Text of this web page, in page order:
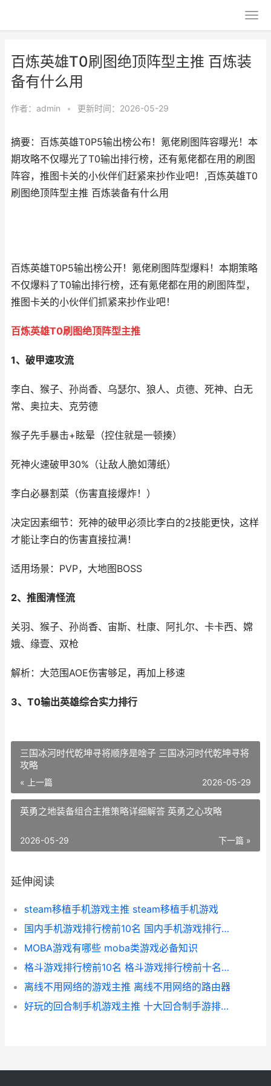
百炼英雄T0刷图绝顶阵型主推​ 百炼装
备有什么用
作者： admin • 更新时间：2026-05-29
摘要：百炼英雄T0P5输出榜公布！氪佬刷图阵容曝光！本
期攻略不仅曝光了T0输出排行榜，还有氪佬都在用的刷图
阵容，推图卡关的小伙伴们赶紧来抄作业吧！,百炼英雄T0
刷图绝顶阵型主推​ 百炼装备有什么用
百炼英雄T0P5输出榜公开！氪佬刷图阵型爆料！本期策略
不仅爆料了T0输出排行榜，还有氪佬都在用的刷图阵型，
推图卡关的小伙伴们抓紧来抄作业吧！
百炼英雄T0刷图绝顶阵型主推
1、破甲速攻流
李白、猴子、孙尚香、乌瑟尔、狼人、贞德、死神、白无
常、奥拉夫、克劳德
猴子先手暴击+眩晕（控住就是一顿揍）
死神火速破甲30%（让敌人脆如薄纸）
李白必暴割菜（伤害直接爆炸！）
决定因素细节：死神的破甲必须比李白的2技能更快，这样
才能让李白的伤害直接拉满！
适用场景：PVP，大地图BOSS
2、推图清怪流
关羽、猴子、孙尚香、宙斯、杜康、阿扎尔、卡卡西、嫦
娥、缘壹、双枪
解析：大范围AOE伤害够足，再加上移速
3、T0输出英雄综合实力排行
三国冰河时代乾坤寻将顺序是啥子 三国冰河时代乾坤寻将
攻略
« 上一篇 2026-05-29
英勇之地装备组合主推策略详细解答 英勇之心攻略
下一篇 »
2026-05-29
延伸阅读
steam移植手机游戏主推 steam移植手机游戏
国内手机游戏排行榜前10名 国内手机游戏排行榜前十名
MOBA游戏有哪些 moba类游戏必备知识
格斗游戏排行榜前10名 格斗游戏排行榜前十名人物图片
离线不用网络的游戏主推 离线不用网络的路由器
好玩的回合制手机游戏主推 十大回合制手游排行榜,一切装备靠打